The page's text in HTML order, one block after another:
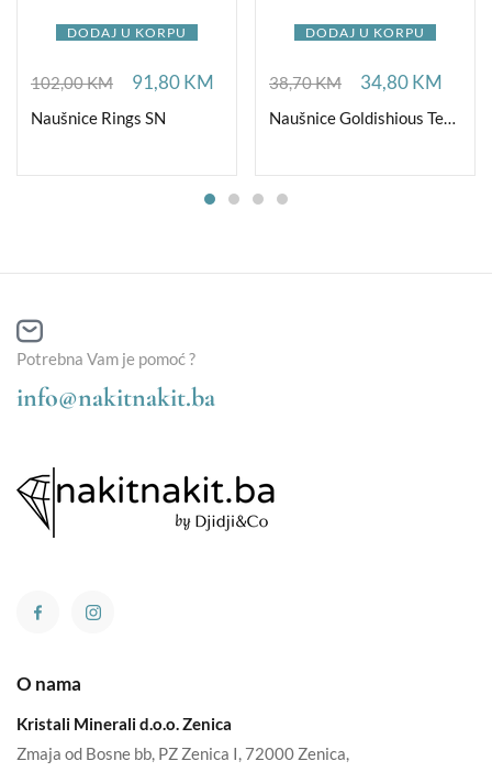
DODAJ U KORPU
102,00KM 91,80KM
Naušnice Rings SN
DODAJ U KORPU
38,70KM 34,80KM
Naušnice Goldishious TearDrop
Potrebna Vam je pomoć ?
info@nakitnakit.ba
O nama
Kristali Minerali d.o.o. Zenica
Zmaja od Bosne bb, PZ Zenica I, 72000 Zenica,